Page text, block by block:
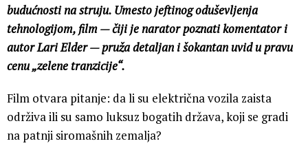
budućnosti na struju. Umesto jeftinog oduševljenja
tehnologijom, film — čiji je narator poznati komentator i
autor Lari Elder — pruža detaljan i šokantan uvid u pravu
cenu „zelene tranzicije“.
Film otvara pitanje: da li su električna vozila zaista
održiva ili su samo luksuz bogatih država, koji se gradi
na patnji siromašnih zemalja?